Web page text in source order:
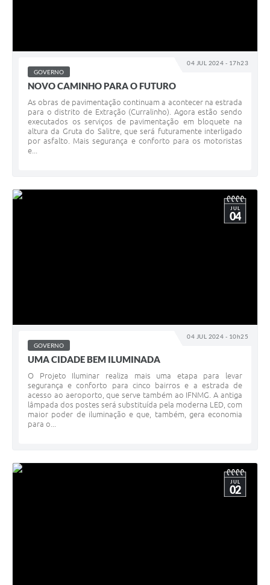
04 JUL 2024 - 17h23
GOVERNO
NOVO CAMINHO PARA O FUTURO
As obras de pavimentação continuam a acontecer na estrada
para o distrito de Extração (Curralinho). Agora estão sendo
executados os serviços de pavimentação em bloquete na
altura da Gruta do Salitre, que será futuramente interligado
por asfalto. Mais segurança e conforto para os motoristas
e...
04 JUL 2024 - 10h25
JUL
04
GOVERNO
UMA CIDADE BEM ILUMINADA
O Projeto Iluminar realiza mais uma etapa para levar
segurança e conforto para cinco bairros e a estrada de
acesso ao aeroporto, que serve também ao IFNMG. A antiga
lâmpada dos postes será substituída pela moderna LED, com
maior poder de iluminação e que, também, gera economia
para o...
JUL
02